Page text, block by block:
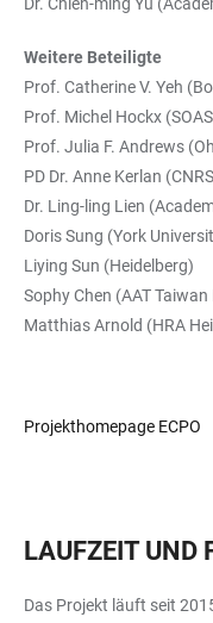
Weitere Beteiligte
Prof. Catherine V. Yeh
Prof. Michel Hockx
Prof. Julia F. Andrews
PD Dr. Anne Kerlan
Dr. Ling-ling Lien
Doris Sung (York
Liying Sun (Heidelberg)
Sophy Chen (AAT
Matthias Arnold (HRA
Projekthomepage ECPO
LAUFZEIT UND
Das Projekt läuft seit